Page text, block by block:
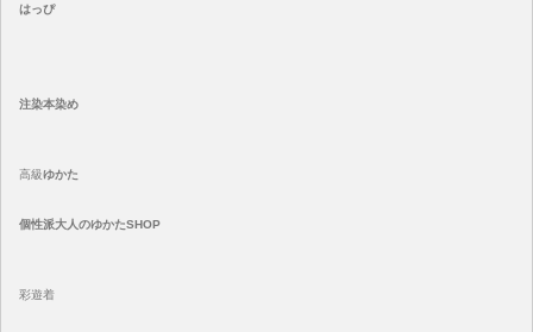
はっぴ
注染本染め
高級ゆかた
個性派大人のゆかたSHOP
彩遊着